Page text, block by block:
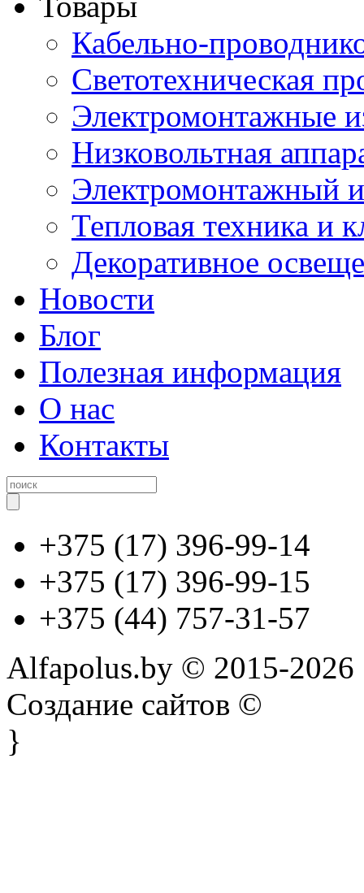
Кабельно-
Светотехническая
Электромонтажные
Низковольтная
Электромонтажный
Тепловая техника и
Декоративное
Новости
Блог
Полезная информация
О нас
Контакты
+375 (17) 396-99-14
+375 (17) 396-99-15
+375 (44) 757-31-57
Alfapolus.by © 2015-2026
Создание сайтов ©
}